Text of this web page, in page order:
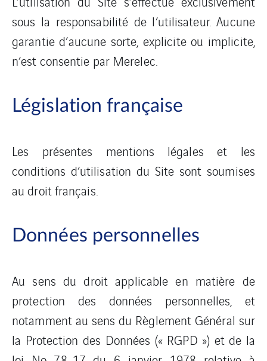
sous la responsabilité de l’utilisateur. Aucune
garantie d’aucune sorte, explicite ou implicite,
n’est consentie par Merelec.
Législation française
Les présentes mentions légales et les
conditions d’utilisation du Site sont soumises
au droit français.
Données personnelles
Au sens du droit applicable en matière de
protection des données personnelles, et
notamment au sens du Règlement Général sur
la Protection des Données (« RGPD ») et de la